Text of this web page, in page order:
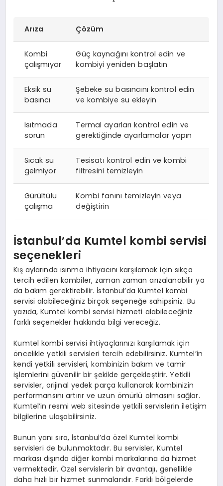
Arıza Çözüm
Kombi
çalışmıyor
Güç kaynağını kontrol edin ve
kombiyi yeniden başlatın
Eksik su
basıncı
Şebeke su basıncını kontrol edin
ve kombiye su ekleyin
Isıtmada
sorun
Termal ayarları kontrol edin ve
gerektiğinde ayarlamalar yapın
Sıcak su
gelmiyor
Tesisatı kontrol edin ve kombi
filtresini temizleyin
Gürültülü
çalışma
Kombi fanını temizleyin veya
değiştirin
İstanbul’da Kumtel kombi servisi
seçenekleri
Kış aylarında ısınma ihtiyacını karşılamak için sıkça
tercih edilen kombiler, zaman zaman arızalanabilir ya
da bakım gerektirebilir. İstanbul’da Kumtel kombi
servisi alabileceğiniz birçok seçeneğe sahipsiniz. Bu
yazıda, Kumtel kombi servisi hizmeti alabileceğiniz
farklı seçenekler hakkında bilgi vereceğiz.
Kumtel kombi servisi ihtiyaçlarınızı karşılamak için
öncelikle yetkili servisleri tercih edebilirsiniz. Kumtel’in
kendi yetkili servisleri, kombinizin bakım ve tamir
işlemlerini güvenilir bir şekilde gerçekleştirir. Yetkili
servisler, orijinal yedek parça kullanarak kombinizin
performansını artırır ve uzun ömürlü olmasını sağlar.
Kumtel’in resmi web sitesinde yetkili servislerin iletişim
bilgilerine ulaşabilirsiniz.
Bunun yanı sıra, İstanbul’da özel Kumtel kombi
servisleri de bulunmaktadır. Bu servisler, Kumtel
markası dışında diğer kombi markalarına da hizmet
vermektedir. Özel servislerin bir avantajı, genellikle
daha hızlı bir hizmet sunmalarıdır. Farklı bölgelerde